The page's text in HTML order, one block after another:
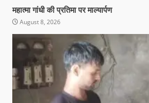
महात्मा गांधी की प्रतिमा पर माल्यार्पण
August 8, 2026